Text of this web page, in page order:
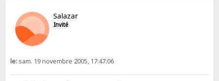
Salazar
Invité
le: sam. 19 novembre 2005, 17:47:06